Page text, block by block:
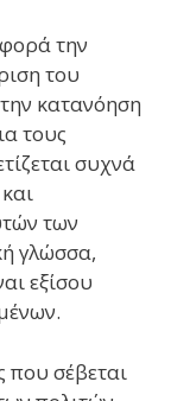
την
του
κατανόηση
τους
συχνά
των
γλώσσα,
εξίσου
που σέβεται